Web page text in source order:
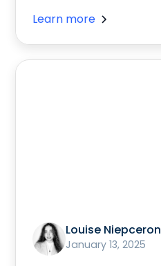
Learn more
Louise Niepceron
January 13, 2025